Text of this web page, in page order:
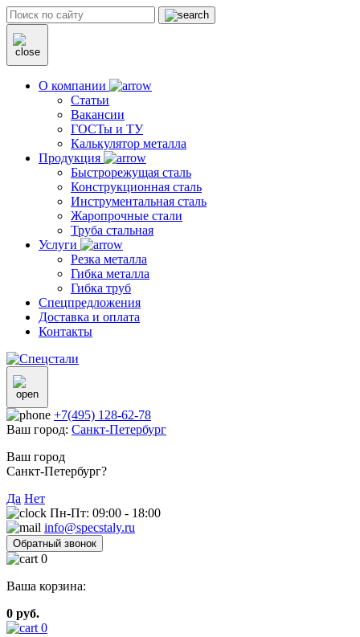
О компании
Статьи
Вакансии
ГОСТы и ТУ
Калькулятор металла
Продукция
Быстрорежущая сталь
Конструкционная сталь
Инструментальная сталь
Жаропрочные стали
Труба стальная
Услуги
Резка металла
Гибка металла
Гибка труб
Спецпредложения
Доставка и оплата
Контакты
+7(495) 128-62-78
Ваш город: Санкт-Петербург
Ваш город
Санкт-Петербург?
Да Нет
Пн-Пт: 09:00 - 18:00
info@specstaly.ru
Обратный звонок
0
Ваша корзина:
0 руб.
0